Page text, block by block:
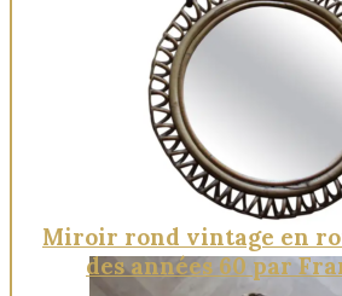
Quick View
Miroir rond vintage en
des années 60 par